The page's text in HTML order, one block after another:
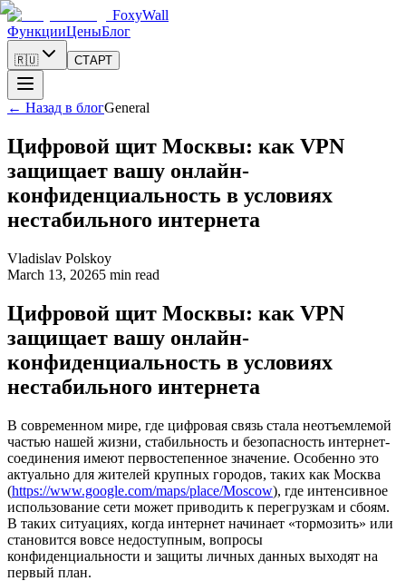
FoxyWall
ФункцииЦеныБлог
🇷🇺 СТАРТ
← Назад в блогGeneral
Цифровой щит Москвы: как VPN
защищает вашу онлайн-
конфиденциальность в условиях
нестабильного интернета
Vladislav Polskoy
March 13, 20265 min read
Цифровой щит Москвы: как VPN
защищает вашу онлайн-
конфиденциальность в условиях
нестабильного интернета
В современном мире, где цифровая связь стала неотъемлемой
частью нашей жизни, стабильность и безопасность интернет-
соединения имеют первостепенное значение. Особенно это
актуально для жителей крупных городов, таких как Москва
(https://www.google.com/maps/place/Moscow), где интенсивное
использование сети может приводить к перегрузкам и сбоям.
В таких ситуациях, когда интернет начинает «тормозить» или
становится вовсе недоступным, вопросы
конфиденциальности и защиты личных данных выходят на
первый план.